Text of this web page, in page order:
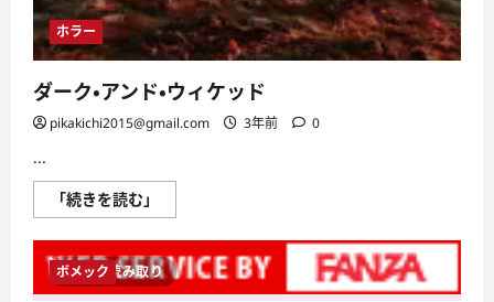
め
の
手
引
き。
に
い
に
む
ホラー
ダーク・アンド・ウィケッド
pikakichi2015@gmail.com 3年前 0
...
「続きを読む」
ー
ア
ン
ド・
ウ
1 分読み取り
ボメック